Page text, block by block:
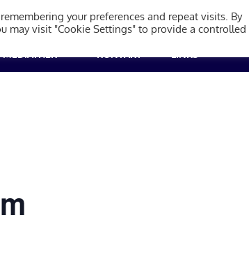
1923your preferences and repeat visits. By
may visit "Cookie Settings" to provide a controlled